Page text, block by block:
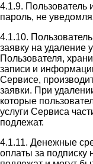
4.1.9. Пользователь
пароль, не
4.1.10.
заявку на удаление
Пользователя,
записи и
Сервисе,
заявки. При
которые
услуги Сервиса
подлежат.
4.1.11. Денежные
оплаты за подписку